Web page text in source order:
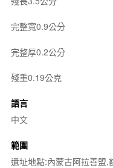
完整寬0.9公分
完整厚0.2公分
殘重0.19公克
語言
中文
範圍
遺址地點:內蒙古阿拉善盟,